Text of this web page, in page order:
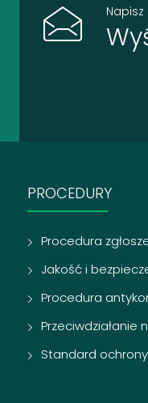
PROCEDURY
Procedura
Jakość i
Procedura
Przeciwdziałanie
Standard